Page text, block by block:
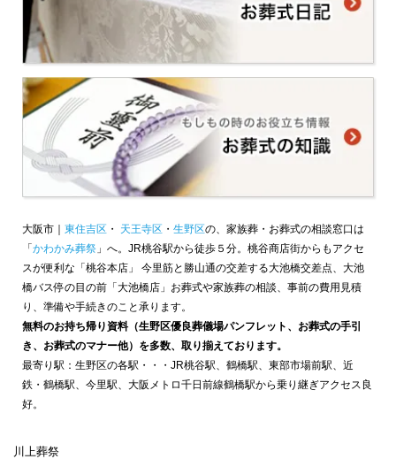
大阪市｜ 東住吉区 ・ 天王寺区 ・ 生野区の、家族葬・お葬式の相談窓口は
「かわかみ葬祭 」へ。JR桃谷駅から徒歩５分。桃谷商店街からもアクセ
スが便利な「桃谷本店」 今里筋と勝山通の交差する大池橋交差点、大池
橋バス停の目の前「大池橋店」お葬式や家族葬の相談、事前の費用見積
り、準備や手続きのこと承ります。
無料のお持ち帰り資料（生野区優良葬儀場パンフレット、お葬式の手引
き、お葬式のマナー他）を多数、取り揃えております。
最寄り駅：生野区の各駅・・・JR桃谷駅、鶴橋駅、東部市場前駅、近
鉄・鶴橋駅、今里駅、大阪メトロ千日前線鶴橋駅から乗り継ぎアクセス良
好。
川上葬祭